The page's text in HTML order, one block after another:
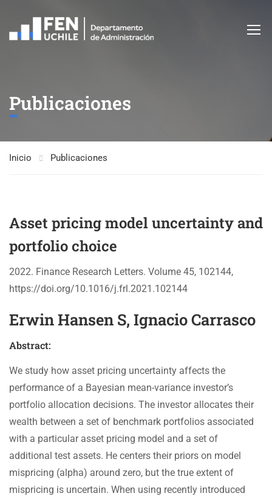
Publicaciones
Inicio Publicaciones
Asset pricing model uncertainty and
portfolio choice
2022. Finance Research Letters. Volume 45, 102144,
https://doi.org/10.1016/j.frl.2021.102144
Erwin Hansen S, Ignacio Carrasco
Abstract:
We study how asset pricing uncertainty affects the
performance of a Bayesian mean-variance investor’s
portfolio allocation decisions. The investor allocates their
wealth between a set of benchmark portfolios associated
with a particular asset pricing model and a set of
additional test assets. He centers their priors on model
mispricing (alpha) around zero, but the true extent of
mispricing is uncertain. When using recently introduced